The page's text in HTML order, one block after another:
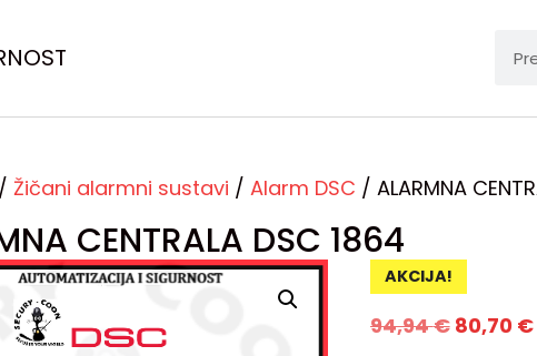
/ Žičani alarmni sustavi / Alarm DSC / ALARMNA
CENTRALA DSC 1864
AKCIJA!
94,94€ 80,70 €